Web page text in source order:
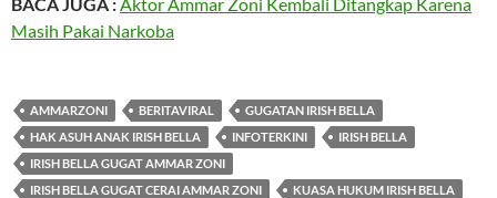
Masih Pakai Narkoba
AMMARZONI BERITAVIRAL
GUGATAN IRISH BELLA
HAK ASUH ANAK IRISH BELLA
INFOTERKINI
IRISH BELLA
IRISH BELLA GUGAT AMMAR ZONI
IRISH BELLA GUGAT CERAI AMMAR ZONI
KUASA HUKUM IRISH BELLA